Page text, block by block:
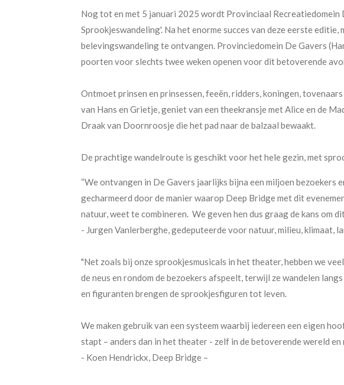
Nog tot en met 5 januari 2025 wordt Provinciaal Recreatiedomein
Sprookjeswandeling'. Na het enorme succes van deze eerste
belevingswandeling te ontvangen. Provinciedomein De Gavers
poorten voor slechts twee weken openen voor dit betoverende
Ontmoet prinsen en prinsessen, feeën, ridders, koningen,
van Hans en Grietje, geniet van een theekransje met Alice en de
Draak van Doornroosje die het pad naar de balzaal bewaakt.
De prachtige wandelroute is geschikt voor het hele gezin, met
“We ontvangen in De Gavers jaarlijks bijna een miljoen bezoekers
gecharmeerd door de manier waarop Deep Bridge met dit
natuur, weet te combineren. We geven hen dus graag de kans om
- Jurgen Vanlerberghe, gedeputeerde voor natuur, milieu,
"Net zoals bij onze sprookjesmusicals in het theater, hebben we
de neus en rondom de bezoekers afspeelt, terwijl ze wandelen
en figuranten brengen de sprookjesfiguren tot leven.
We maken gebruik van een systeem waarbij iedereen een eigen
stapt – anders dan in het theater - zelf in de betoverende wereld en
- Koen Hendrickx, Deep Bridge –